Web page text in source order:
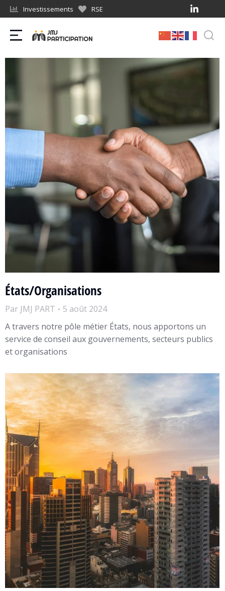
Investissements RSE
États/Organisations
Par JMJ PART
5 août 2024
A travers notre pôle métier États, nous apportons un
service de conseil aux gouvernements, secteurs publics
et organisations